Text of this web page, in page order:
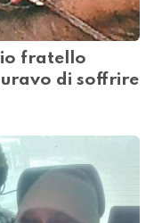
fratello
di soffrire